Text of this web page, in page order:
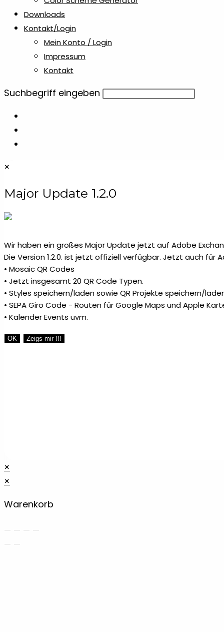
Downloads
Kontakt/Login
Mein Konto / Login
Impressum
Kontakt
Diese
durchsuchen
Suchbegriff eingeben
×
Major Update 1.2.0
Wir haben ein großes Major Update jetzt auf Adobe
Die Version 1.2.0. ist jetzt offiziell verfügbar. Jetzt auch für
• Mosaic QR Codes
• Jetzt insgesamt 20 QR Code Typen.
• Styles speichern/laden sowie QR Projekte speichern/
• SEPA Giro Code - Routen für Google Maps und Apple
• Kalender Events uvm.
OK Zeigs mir !!!
×
×
Warenkorb